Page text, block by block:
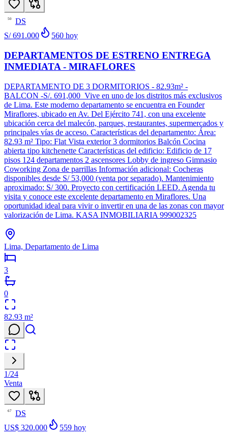
50
DS
S/ 691.000
560 hoy
DEPARTAMENTOS DE ESTRENO ENTREGA
INMEDIATA - MIRAFLORES
DEPARTAMENTO DE 3 DORMITORIOS - 82.93m² -
BALCON -S/. 691,000 Vive en uno de los distritos más exclusivos
de Lima. Este moderno departamento se encuentra en Founder
Miraflores, ubicado en Av. Del Ejército 741, con una excelente
ubicación cerca del malecón, parques, restaurantes, supermercados y
principales vías de acceso. Características del departamento: Área:
82.93 m² Tipo: Flat Vista exterior 3 dormitorios Balcón Cocina
abierta tipo kitchenette Características del edificio: Edificio de 17
pisos 124 departamentos 2 ascensores Lobby de ingreso Gimnasio
Coworking Zona de parrillas Información adicional: Cocheras
disponibles desde S/ 53,000 (venta por separado). Mantenimiento
aproximado: S/ 300. Proyecto con certificación LEED. Agenda tu
visita y conoce este excelente departamento en Miraflores. Una
oportunidad ideal para vivir o invertir en una de las zonas con mayor
valorización de Lima. KASA INMOBILIARIA 999002325
Lima, Departamento de Lima
3
0
82.93 m²
1/24
Venta
67
DS
US$ 320.000
559 hoy